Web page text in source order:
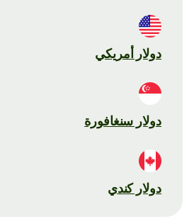
دولار أمريكي
دولار سنغافورة
دولار كندي